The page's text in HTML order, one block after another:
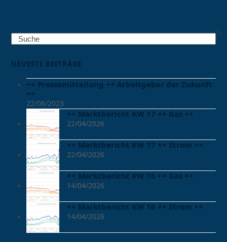
Search
NEUESTE BEITRÄGE
++ Pressemitteilung ++ Arbeitgeber der Zukunft
++
22/06/2023
++ Marktbericht KW 17 ++ Gas ++
22/04/2026
++ Marktbericht KW 17 ++ Strom ++
22/04/2026
++ Marktbericht KW 16 ++ Gas ++
14/04/2026
++ Marktbericht KW 16 ++ Strom ++
14/04/2026